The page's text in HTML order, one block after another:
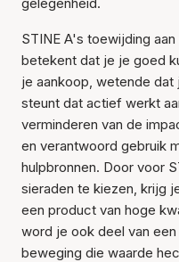
STINE A's toewijding aan
betekent dat je je goed
je aankoop, wetende dat
steunt dat actief werkt
verminderen van de
en verantwoord gebruik
hulpbronnen. Door voor
sieraden te kiezen, krijg
een product van hoge
word je ook deel van een
beweging die waarde